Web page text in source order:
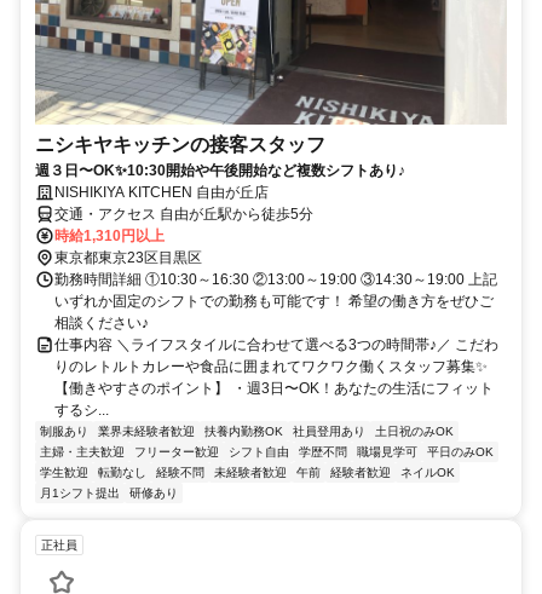
ニシキヤキッチンの接客スタッフ
週３日〜OK✨10:30開始や午後開始など複数シフトあり♪
NISHIKIYA KITCHEN 自由が丘店
交通・アクセス 自由が丘駅から徒歩5分
時給1,310円以上
東京都東京23区目黒区
勤務時間詳細 ①10:30～16:30 ②13:00～19:00 ③14:30～19:00 上記
いずれか固定のシフトでの勤務も可能です！ 希望の働き方をぜひご
相談ください♪
仕事内容 ＼ライフスタイルに合わせて選べる3つの時間帯♪／ こだわ
りのレトルトカレーや食品に囲まれてワクワク働くスタッフ募集✨
【働きやすさのポイント】 ・週3日〜OK！あなたの生活にフィット
するシ...
制服あり 業界未経験者歓迎 扶養内勤務OK 社員登用あり
土日祝のみOK
主婦・主夫歓迎
フリーター歓迎 シフト自由 学歴不問 職場見学可
平日のみOK
学生歓迎
転勤なし 経験不問 未経験者歓迎 午前 経験者歓迎
ネイルOK
月1シフト提出
研修あり
正社員